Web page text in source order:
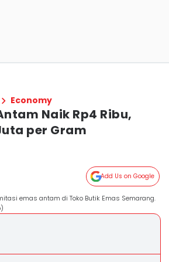
Economy
Naik Rp4 Ribu,
per Gram
Add Us on Google
emas antam di Toko Butik Emas Semarang.